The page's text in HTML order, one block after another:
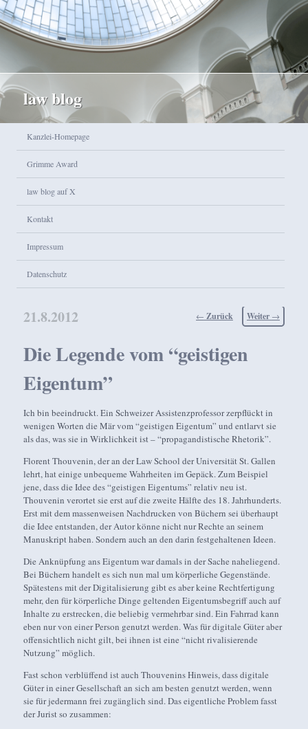
law blog
Zum Inhalt wechseln
Zum sekundären Inhalt wechseln
Kanzlei-Homepage
Grimme Award
law blog auf X
Kontakt
Impressum
Datenschutz
Beitragsnavigation
← Zurück Weiter →
Die Legende vom “geistigen
Eigentum”
21.8.2012
Ich bin beeindruckt. Ein Schweizer Assistenzprofessor zerpflückt in
wenigen Worten die Mär vom “geistigen Eigentum” und entlarvt sie
als das, was sie in Wirklichkeit ist – “propagandistische Rhetorik”.
Florent Thouvenin, der an der Law School der Universität St. Gallen
lehrt, hat einige unbequeme Wahrheiten im Gepäck. Zum Beispiel
jene, dass die Idee des “geistigen Eigentums” relativ neu ist.
Thouvenin verortet sie erst auf die zweite Hälfte des 18. Jahrhunderts.
Erst mit dem massenweisen Nachdrucken von Büchern sei überhaupt
die Idee entstanden, der Autor könne nicht nur Rechte an seinem
Manuskript haben. Sondern auch an den darin festgehaltenen Ideen.
Die Anknüpfung ans Eigentum war damals in der Sache naheliegend.
Bei Büchern handelt es sich nun mal um körperliche Gegenstände.
Spätestens mit der Digitalisierung gibt es aber keine Rechtfertigung
mehr, den für körperliche Dinge geltenden Eigentumsbegriff auch auf
Inhalte zu erstrecken, die beliebig vermehrbar sind. Ein Fahrrad kann
eben nur von einer Person genutzt werden. Was für digitale Güter aber
offensichtlich nicht gilt, bei ihnen ist eine “nicht rivalisierende
Nutzung” möglich.
Fast schon verblüffend ist auch Thouvenins Hinweis, dass digitale
Güter in einer Gesellschaft an sich am besten genutzt werden, wenn
sie für jedermann frei zugänglich sind. Das eigentliche Problem fasst
der Jurist so zusammen: